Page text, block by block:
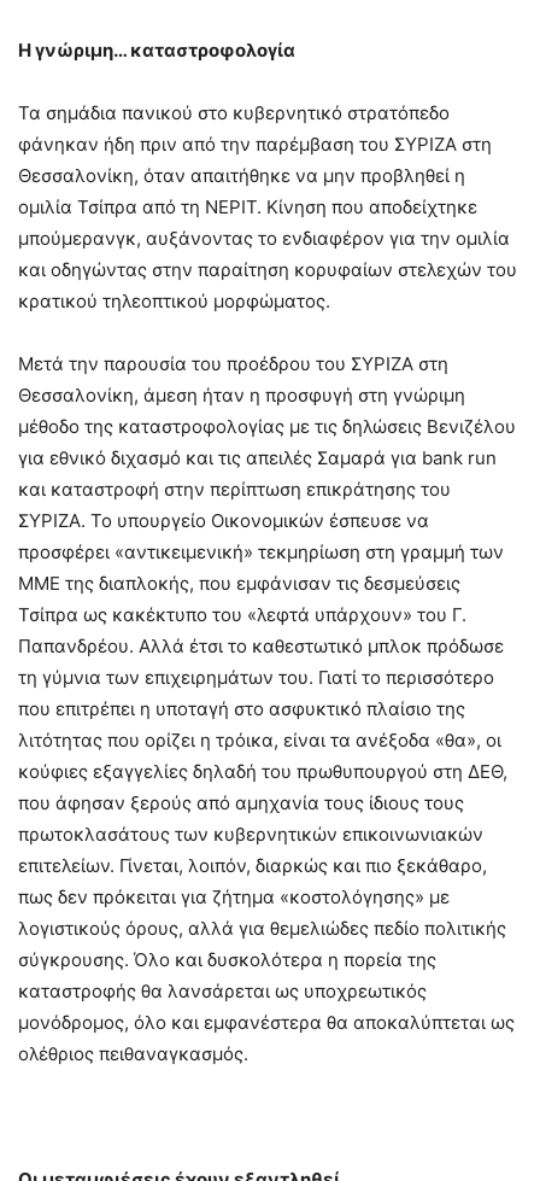
Η γνώριμη… καταστροφολογία
Τα σημάδια πανικού στο κυβερνητικό στρατόπεδο
φάνηκαν ήδη πριν από την παρέμβαση του ΣΥΡΙΖΑ στη
Θεσσαλονίκη, όταν απαιτήθηκε να μην προβληθεί η
ομιλία Τσίπρα από τη ΝΕΡΙΤ. Κίνηση που αποδείχτηκε
μπούμερανγκ, αυξάνοντας το ενδιαφέρον για την ομιλία
και οδηγώντας στην παραίτηση κορυφαίων στελεχών του
κρατικού τηλεοπτικού μορφώματος.
Μετά την παρουσία του προέδρου του ΣΥΡΙΖΑ στη
Θεσσαλονίκη, άμεση ήταν η προσφυγή στη γνώριμη
μέθοδο της καταστροφολογίας με τις δηλώσεις Βενιζέλου
για εθνικό διχασμό και τις απειλές Σαμαρά για bank run
και καταστροφή στην περίπτωση επικράτησης του
ΣΥΡΙΖΑ. Το υπουργείο Οικονομικών έσπευσε να
προσφέρει «αντικειμενική» τεκμηρίωση στη γραμμή των
ΜΜΕ της διαπλοκής, που εμφάνισαν τις δεσμεύσεις
Τσίπρα ως κακέκτυπο του «λεφτά υπάρχουν» του Γ.
Παπανδρέου. Αλλά έτσι το καθεστωτικό μπλοκ πρόδωσε
τη γύμνια των επιχειρημάτων του. Γιατί το περισσότερο
που επιτρέπει η υποταγή στο ασφυκτικό πλαίσιο της
λιτότητας που ορίζει η τρόικα, είναι τα ανέξοδα «θα», οι
κούφιες εξαγγελίες δηλαδή του πρωθυπουργού στη ΔΕΘ,
που άφησαν ξερούς από αμηχανία τους ίδιους τους
πρωτοκλασάτους των κυβερνητικών επικοινωνιακών
επιτελείων. Γίνεται, λοιπόν, διαρκώς και πιο ξεκάθαρο,
πως δεν πρόκειται για ζήτημα «κοστολόγησης» με
λογιστικούς όρους, αλλά για θεμελιώδες πεδίο πολιτικής
σύγκρουσης. Όλο και δυσκολότερα η πορεία της
καταστροφής θα λανσάρεται ως υποχρεωτικός
μονόδρομος, όλο και εμφανέστερα θα αποκαλύπτεται ως
ολέθριος πειθαναγκασμός.